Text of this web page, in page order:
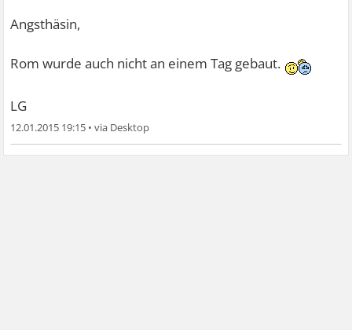
ICh könnte gleich zum Fitnessstudio fahren und einen
Termnin für ein Probetraining ausmachen. (meine Ängste
sagen mir aber wieder, dass sicher wieder was
anfangen!)
Ich könnte gleich losfahren und in den Dro. gehen um mir
etwas zu kaufen, was mich optisch schonmal schicker
Angsthäsin,
Rom wurde auch nicht an einem Tag gebaut.
LG
12.01.2015 19:15 •